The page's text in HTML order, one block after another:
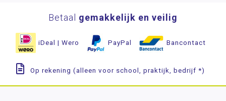
Betaal gemakkelijk en veilig
iDeal | Wero PayPal Bancontact
Op rekening (alleen voor school, praktijk, bedrijf *)